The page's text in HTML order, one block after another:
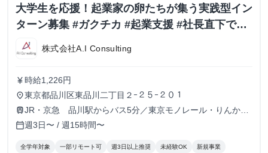
大学生を応援！起業家の卵たちが集う実践型イン
ターン募集 #ガクチカ #起業支援 #社長直下で経
営を学ぶ
株式会社A.I Consulting
currency_yen 時給1,226円
place東京都品川区東品川二丁目２ｰ２５ｰ２０１
trainJR・京急 品川駅からバス5分／東京モノレール・りんかい
線 天王洲アイル駅 徒歩3分
calendar_today週3日〜 / 週15時間〜
全学年対象 一部リモート可 週3日以上推奨 未経験OK 新規事業